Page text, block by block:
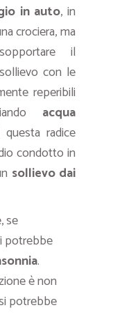
in auto, in
crociera, ma
il
con le
reperibili
acqua
radice
condotto in
sollievo dai
se
potrebbe
.
è non
potrebbe